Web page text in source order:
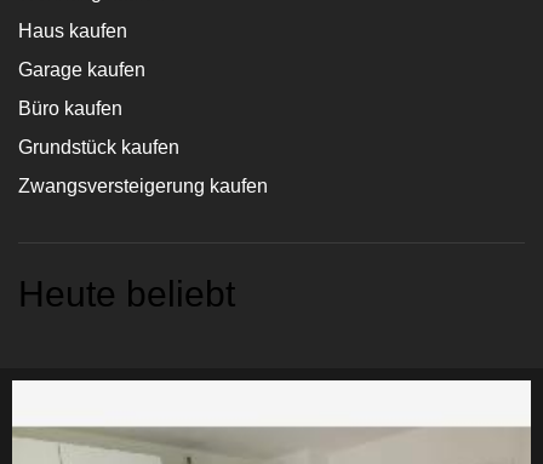
Haus kaufen
Garage kaufen
Büro kaufen
Grundstück kaufen
Zwangsversteigerung kaufen
Heute beliebt